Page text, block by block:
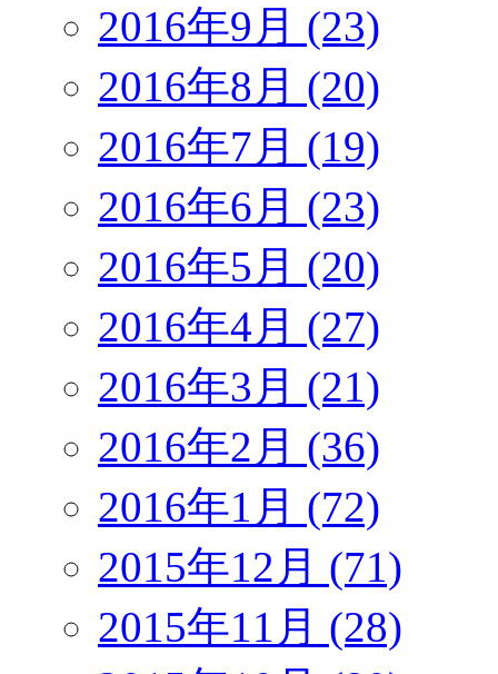
2016年9月 (23)
2016年8月 (20)
2016年7月 (19)
2016年6月 (23)
2016年5月 (20)
2016年4月 (27)
2016年3月 (21)
2016年2月 (36)
2016年1月 (72)
2015年12月 (71)
2015年11月 (28)